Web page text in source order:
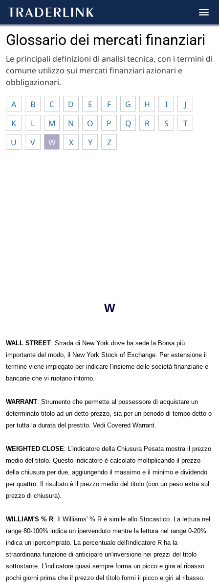
Glossario dei mercati finanziari
Le principali definizioni di analisi tecnica, con i termini di
comune utilizzo sui mercati finanziari azionari e
obbligazionari.
A B C D E F G H I
J
K
L M N O P Q R S
T
U
V W X Y Z
W
WALL STREET: Strada di New York dove ha sede la Borsa più
importante del modo, il New York Stock of Exchange. Per estensione il
termine viene impiegato per indicare l'insieme delle società finanziarie e
bancarie che vi ruotano intorno.
WARRANT: Strumento che permette al possessore di acquistare un
determinato titolo ad un detto prezzo, sia per un periodo di tempo detto o
per tutta la durata del prestito. Vedi Covered Warrant.
WEIGHTED CLOSE: L'indicatore della Chiusura Pesata mostra il prezzo
medio del titolo. Questo indicatore è calcolato moltiplicando il prezzo
della chiusura per due, aggiungendo il massimo e il minimo e dividendo
per quattro. Il risultato è il prezzo medio del titolo (con un peso extra sul
prezzo di chiusura).
WILLIAM'S % R: Il Williams' % R è simile allo Stocastico. La lettura nel
range 80-100% indica un ipervenduto mentre la lettura nel range 0-20%
indica un ipercomprato. La percentuale dell'indicatore R ha la
straordinaria funzione di anticipare un'inversione nei prezzi del titolo
sottostante. L'indicatore quasi sempre forma un picco e gira al ribasso
pochi giorni prima che il prezzo del titolo formi il picco e giri al ribasso.